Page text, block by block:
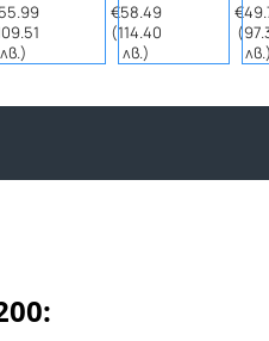
лв.)
€58.49
(114.40
лв.)
лв.)